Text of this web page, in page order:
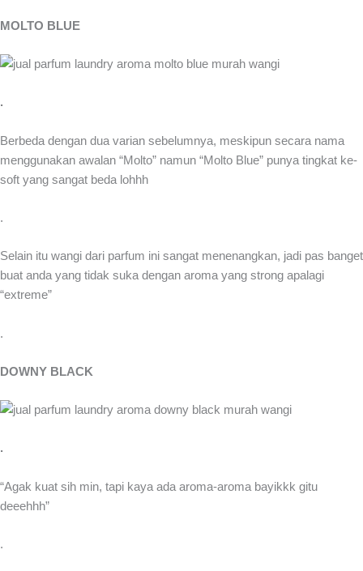
MOLTO BLUE
.
Berbeda dengan dua varian sebelumnya, meskipun secara nama
menggunakan awalan “Molto” namun “Molto Blue” punya tingkat ke-
soft yang sangat beda lohhh
.
Selain itu wangi dari parfum ini sangat menenangkan, jadi pas banget
buat anda yang tidak suka dengan aroma yang strong apalagi
“extreme”
.
DOWNY BLACK
.
“Agak kuat sih min, tapi kaya ada aroma-aroma bayikkk gitu
deeehhh”
.